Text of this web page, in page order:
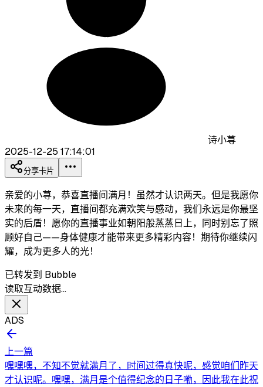
诗小荨
2025-12-25 17:14:01
分享卡片
亲爱的小荨，恭喜直播间满月！虽然才认识两天。但是我愿你
未来的每一天，直播间都充满欢笑与感动，我们永远是你最坚
实的后盾！愿你的直播事业如朝阳般蒸蒸日上，同时别忘了照
顾好自己——身体健康才能带来更多精彩内容！期待你继续闪
耀，成为更多人的光！
已转发到 Bubble
读取互动数据…
ADS
上一篇
嘿嘿嘿，不知不觉就满月了，时间过得真快呢，感觉咱们昨天
才认识呢。嘿嘿，满月是个值得纪念的日子嘞，因此我在此祝